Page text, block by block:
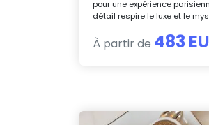
pour une expérience
détail respire le luxe et le
À partir de 483